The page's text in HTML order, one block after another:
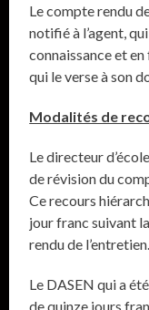
Le compte rendu
notifié à l’agent,
connaissance et
qui le verse à son
Modalités de
Le directeur
de révision du
Ce recours
jour franc suivant
rendu de l’entretien.
Le DASEN qui a
de quinze jours